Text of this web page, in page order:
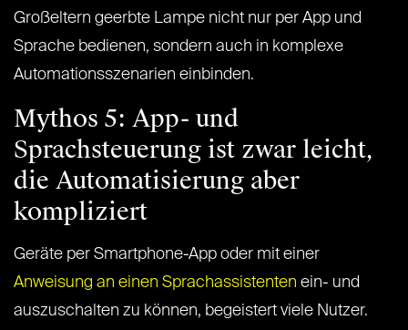
Großeltern geerbte Lampe nicht nur per App und
Sprache bedienen, sondern auch in komplexe
Automationsszenarien einbinden.
Mythos 5: App- und
Sprachsteuerung ist zwar leicht,
die Automatisierung aber
kompliziert
Geräte per Smartphone-App oder mit einer
Anweisung an einen Sprachassistenten ein- und
auszuschalten zu können, begeistert viele Nutzer.